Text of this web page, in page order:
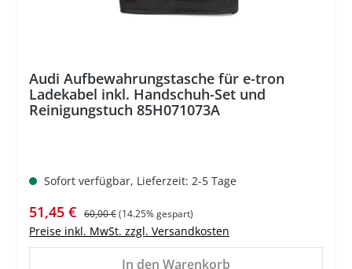
Audi Aufbewahrungstasche für e-tron
Ladekabel inkl. Handschuh-Set und
Reinigungstuch 85H071073A
Sofort verfügbar, Lieferzeit: 2-5 Tage
Verkaufspreis:
51,45 € Regulärer Preis:
60,00 €(14.25% gespart)
Preise inkl. MwSt. zzgl. Versandkosten
In den Warenkorb